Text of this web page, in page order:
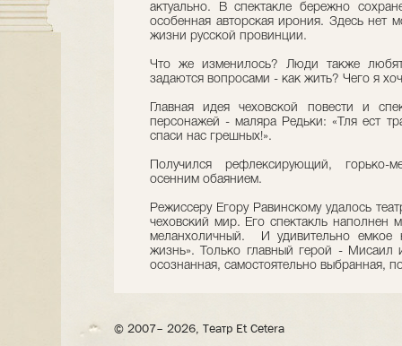
актуально. В спектакле бережно
особенная авторская ирония. Здесь нет
жизни русской провинции.
Что же изменилось? Люди также
задаются вопросами - как жить? Чего я
Главная идея чеховской повести и
персонажей - маляра Редьки: «Тля ест
спаси нас грешных!».
Получился рефлексирующий, горько-
осенним обаянием.
Режиссеру Егору Равинскому удалось
чеховский мир. Его спектакль
меланхоличный. И удивительно емкое
жизнь». Только главный герой - Мисаил
осознанная, самостоятельно выбранная,
© 2007– 2026, Театр Et Cetera